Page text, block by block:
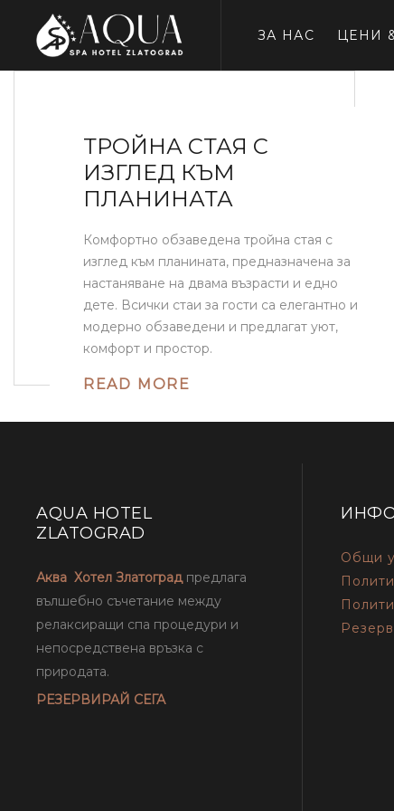
ЗА НАС ЦЕНИ
ТРОЙНА СТАЯ С
ИЗГЛЕД КЪМ
ПЛАНИНАТА
Комфортно обзаведена тройна стая с
изглед към планината, предназначена за
настаняване на двама възрасти и едно
дете. Всички стаи за гости са елегантно и
модерно обзаведени и предлагат уют,
комфорт и простор.
READ MORE
AQUA HOTEL
ZLATOGRAD
Аква Хотел Златоград предлага
вълшебно съчетание между
релаксиращи спа процедури и
непосредствена връзка с
природата.
РЕЗЕРВИРАЙ СЕГА
Общи